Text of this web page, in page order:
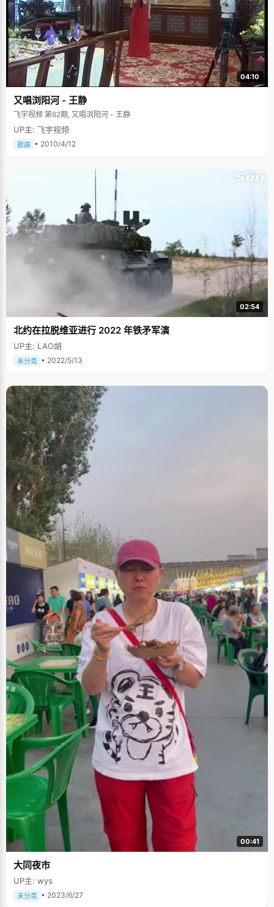
04:10
又唱浏阳河 - 王静
飞宇视频 第62期, 又唱浏阳河 - 王静
UP主: 飞宇视频
歌曲 • 2010/4/12
02:54
北约在拉脱维亚进行 2022 年铁矛军演
UP主: LAO胡
未分类 • 2022/5/13
00:41
大同夜市
UP主: wys
未分类 • 2023/6/27